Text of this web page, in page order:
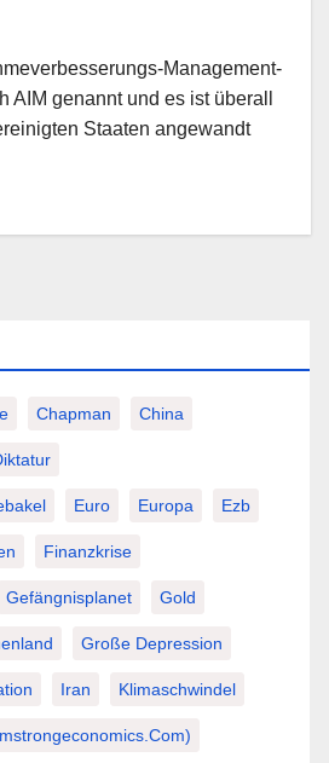
Management-
AIM genannt und es ist überall
Staaten angewandt
Chapman China
Euro Europa Ezb
Finanzkrise
Gefängnisplanet Gold
Große Depression
Iran Klimaschwindel